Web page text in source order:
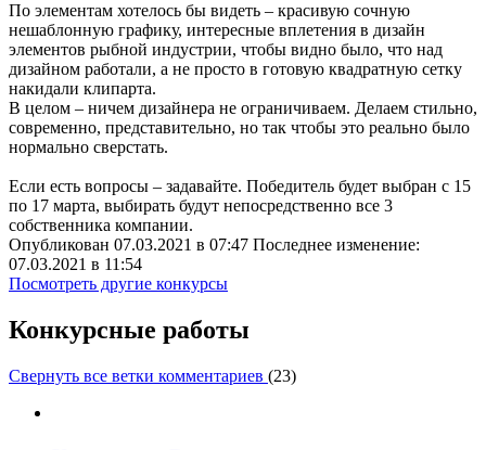
По элементам хотелось бы видеть – красивую сочную
нешаблонную графику, интересные вплетения в дизайн
элементов рыбной индустрии, чтобы видно было, что над
дизайном работали, а не просто в готовую квадратную сетку
накидали клипарта.
В целом – ничем дизайнера не ограничиваем. Делаем стильно,
современно, представительно, но так чтобы это реально было
нормально сверстать.
Если есть вопросы – задавайте. Победитель будет выбран с 15
по 17 марта, выбирать будут непосредственно все 3
собственника компании.
Опубликован 07.03.2021 в 07:47 Последнее изменение:
07.03.2021 в 11:54
Посмотреть другие конкурсы
Конкурсные работы
Свернуть все ветки комментариев (23)